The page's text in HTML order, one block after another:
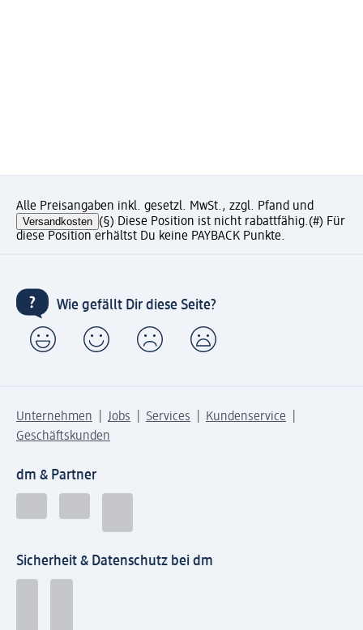
Alle Preisangaben inkl. gesetzl. MwSt., zzgl. Pfand und
Versandkosten (§) Diese Position ist nicht rabattfähig.(#) Für
diese Position erhältst Du keine PAYBACK Punkte.
Wie gefällt Dir diese Seite?
Unternehmen Jobs Services
Kundenservice
Geschäftskunden
dm & Partner
Sicherheit & Datenschutz bei dm